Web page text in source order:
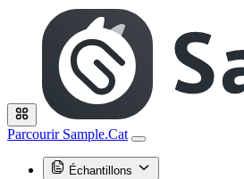
Parcourir Sample.Cat
Échantillons